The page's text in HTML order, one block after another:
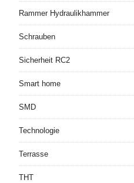
Rammer Hydraulikhammer
Schrauben
Sicherheit RC2
Smart home
SMD
Technologie
Terrasse
THT